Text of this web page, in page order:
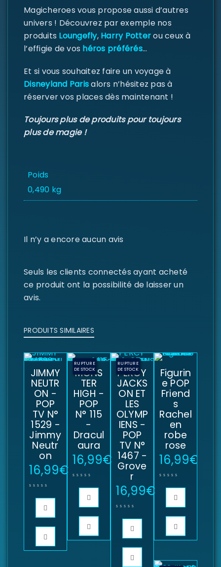
Se souvenir de moi
DE PASSE PERDU ?
Magicheroes vous propose aussi d’autres
univers ! Découvrez par exemple nos
produits Loungefly,Harry Potterou ceux à
l’effigie de vos héros préférés…
Et si vous souhaitez faire un voyage à
Disneyland Parisalors n’hésitez pas à
réserver vos places dès maintenant !
Toujours plus de produits pour toujours
plus de magie !
Poids
0,490 kg
Il n’y a encore aucun avis
Seuls les clients connectés ayant acheté
ce produit ont la possibilité de laisser un
avis.
PRODUITS SIMILAIRES
JIMMY
NEUTR
ON -
POP
TV N°
1529 -
Jimmy
Neutr
on
16,99€
RUPTURE
DE STOCK
MONS
TER
HIGH -
POP
N° 115
-
Dracul
aura
16,99€
RUPTURE
DE STOCK
PERCY
JACKS
ON ET
LES
OLYMP
IENS -
POP
TV N°
1467 -
Grove
r
16,99€
Figurin
e POP
Friend
s
Rachel
en
robe
rose
16,99€